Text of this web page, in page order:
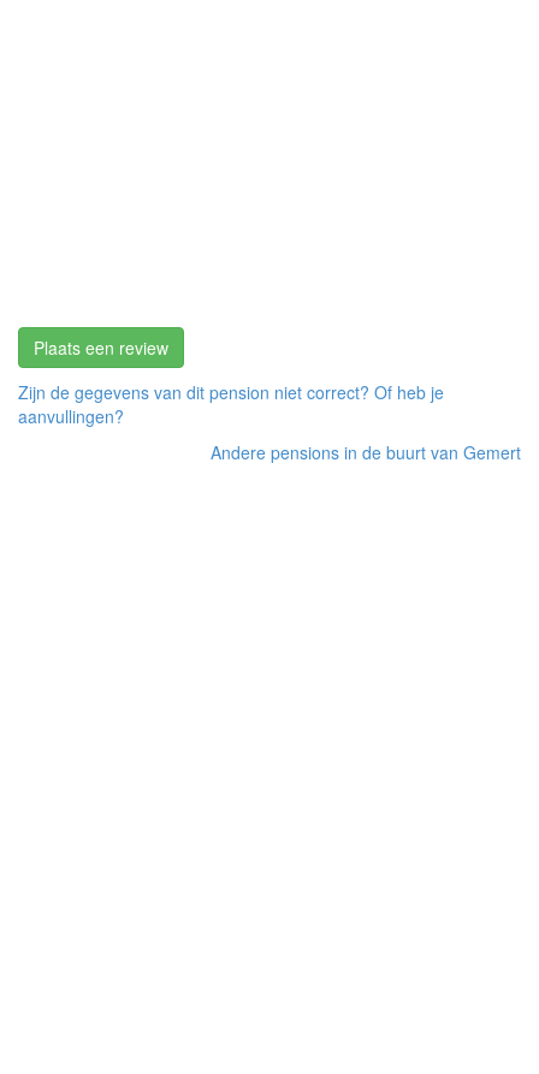
Plaats een review
Zijn de gegevens van dit pension niet correct? Of heb je
aanvullingen?
Andere pensions in de buurt van Gemert